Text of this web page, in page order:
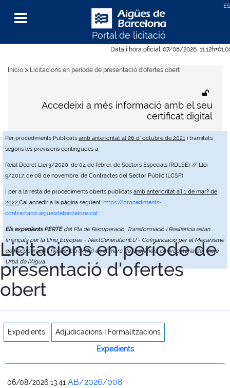
Data i hora oficial: 07/08/2026 11:12h
Per procediments Publicats amb anterioritat al 26 d' octubre de 2021 i tramitats
segons les previsions contingudes a:
Reial Decret Llei 3/2020, de 04 de febrer, de Sectors Especials (RDLSE) // Llei
9/2017, de 08 de novembre, de Contractes del Sector Públic (LCSP)
I per a la resta de procediments oberts publicats amb anterioritat a'l 1 de mar? de
2022,Cal accedir a la pàgina següent: https://procediments-
contractacio.aiguesdebarcelona.cat
Els expedients PERTEdel Pla de Recuperació, Transformació i Resiliència estan
finançats per la Unió Europea - NextGenerationEU - Cofinanciació per el Mecanisme
de Recuperació i Resiliència (MRR) en el marc de la primera convocatòria del Cicle
Urbà de l'Aigua.
Portal de licitació
Menu
Accedeixi a més informació amb el seu
certificat digital
Inicio > Licitacions en període de presentació d'ofertes obert
Licitacions en període de
presentació d'ofertes
obert
Expedients Adjudicacions I Formalitzacions
Expedients
06/08/2026 13:41 AB/2026/008